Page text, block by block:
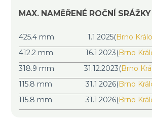
MAX. NAMĚŘENÉ ROČNÍ SRÁŽKY
425.4 mm 1.1.2025(Brno
412.2 mm
16.1.2023(Brno
318.9 mm
31.12.2023(Brno
115.8 mm
31.1.2026(Brno
115.8 mm
31.1.2026(Brno